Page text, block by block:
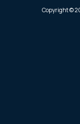
Copyright ©